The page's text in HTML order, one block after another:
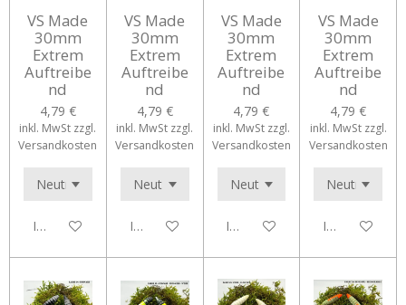
VS Made
30mm
Extrem
Auftreibe
nd
4,79 €
inkl. MwSt zzgl.
Versandkosten
In den Warenkorb
VS Made
30mm
Extrem
Auftreibe
nd
4,79 €
inkl. MwSt zzgl.
Versandkosten
In den Warenkorb
VS Made
30mm
Extrem
Auftreibe
nd
4,79 €
inkl. MwSt zzgl.
Versandkosten
In den Warenkorb
VS Made
30mm
Extrem
Auftreibe
nd
4,79 €
inkl. MwSt zzgl.
Versandkosten
In den